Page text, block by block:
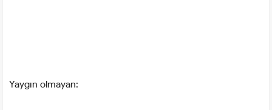
Yaygın olmayan: